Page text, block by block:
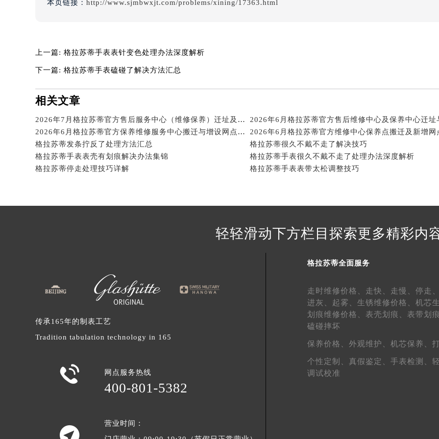
吉林省四平市铁东区紫气大路与南九经街交汇处格拉苏蒂售后服务中心（需提前预约）
吉林省延边市延吉市解放路格拉苏蒂售后服务中心（需提前预约）
辽宁省本溪市平山区胜利路格拉苏蒂售后服务中心（需提前预约）
辽宁省朝阳市双塔区新华路格拉苏蒂售后服务中心（需提前预约）
辽宁省抚顺市新抚区东一路格拉苏蒂售后服务中心（需提前预约）
辽宁省阜新市海州区解放大街格拉苏蒂售后服务中心（需提前预约）
辽宁省葫芦岛市连山区中央路格拉苏蒂售后服务中心（需提前预约）
辽宁省锦州市古塔区中央大街格拉苏蒂售后服务中心（需提前预约）
辽宁省辽阳市白塔区新运大街格拉苏蒂售后服务中心（需提前预约）
辽宁省沈阳市沈河区中街路137号亨得利名表维修授权店1楼格拉苏蒂售后服务中心（需提前预约）
辽宁省沈阳市沈河区中街路83号亨得利名表维修授权店1楼格拉苏蒂售后服务中心（需提前预约）
北京市朝阳区建国门外大街甲6号华熙国际中心D座11层1102室格拉苏蒂售后服务中心（北京总部）
北京市东城区东长安街1号王府井东方广场W3座6层602室格拉苏蒂售后服务中心（需提前预约）
河北省保定市竞秀区朝阳北大街北国先天下格拉苏蒂售后服务中心（需提前预约）
内蒙古自治区阿拉善盟市左旗土尔扈特大街格拉苏蒂售后服务中心（需提前预约）
内蒙古自治区巴彦淖尔市临河区新华街格拉苏蒂售后服务中心（需提前预约）
内蒙古自治区包头市青山区幸福路甲3号王府井百货名表维修格拉苏蒂售后服务中心（需提前预约）
内蒙古自治区赤峰市红山区哈达街格拉苏蒂售后服务中心（需提前预约）
内蒙古自治区鄂尔多斯市东胜区伊金霍洛街格拉苏蒂售后服务中心（需提前预约）
内蒙古自治区呼伦贝尔市海拉尔区中央街格拉苏蒂售后服务中心（需提前预约）
内蒙古自治区通辽市科尔沁区明仁大街格拉苏蒂售后服务中心（需提前预约）
内蒙古自治区乌海市海勃湾区人民南路格拉苏蒂售后服务中心（需提前预约）
内蒙古自治区锡林郭勒盟市锡林浩特市光明街与额尔敦路交叉口格拉苏蒂售后服务中心（需提前预约
本页链接： http://www.sjmbwxjt.com/problems/xining/17363.html
上一篇: 格拉苏蒂手表表针变色处理办法深度解析
下一篇: 格拉苏蒂手表磕碰了解决方法汇总
相关文章
2026年7月格拉苏蒂官方售后服务中心（维修保养）迁址及新开补充通告原文定稿
2026年6月格拉苏蒂官方售后维修中心及保养中心迁址
2026年6月格拉苏蒂官方保养维修服务中心搬迁与增设网点补充通知
格拉苏蒂发条拧反了处理方法汇总
格拉苏蒂很久不戴不走了解决技巧
格拉苏蒂手表表壳有划痕解决办法集锦
格拉苏蒂手表很久不戴不走了处理办法深度解析
格拉苏蒂停走处理技巧详解
格拉苏蒂手表表带太松调整技巧
轻轻滑动下方栏目探索更多精彩内
传承165年的制表工艺
Tradition tabulation technology in 165
 网点服务热线
400-801-5382
营业时间：
格拉苏蒂全面服务
走时维修价格、 走快、 走慢、 停走、
进灰、 起雾、 生锈维修价格、 机芯
划痕维修价格、 表壳划痕、 表带划痕
磕碰摔坏
保养价格、 外观维护、 机芯保养、
个性定制、 真假鉴定、 手表检测、
调试校准